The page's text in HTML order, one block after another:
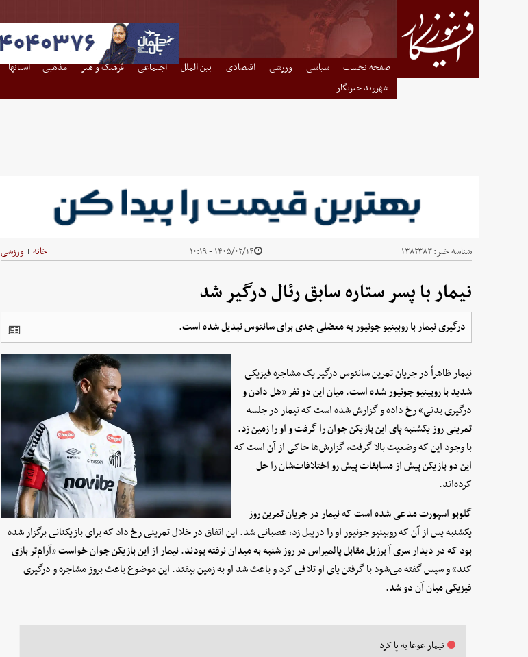
صفحه نخست سیاسی ورزشی اقتصادی بین الملل اجتماعی فرهنگ و هنر مذهبی استانها
شهروند خبرنگار
شناسه خبر:۱۳۸۲۳۸۳ ۱۴۰۵/۰۲/۱۴ - ۱۰:۱۹ خانه | ورزشی
نیمار با پسر ستاره سابق رئال درگیر شد
درگیری نیمار با روبینیو جونیور به معضلی جدی برای سانتوس تبدیل شده است.
نیمار ظاهراً در جریان تمرین سانتوس درگیر یک مشاجره فیزیکی
شدید با روبینیو جونیور شده است. میان این دو نفر «هل دادن و
درگیری بدنی» رخ داده و گزارش شده است که نیمار در جلسه
تمرینی روز یکشنبه پای این بازیکن جوان را گرفت و او را زمین زد.
با وجود این که وضعیت بالا گرفت، گزارش‌ها حاکی از آن است که
این دو بازیکن پیش از مسابقات پیش رو اختلافات‌شان را حل
کرده‌اند.
گلوبو اسپورت مدعی شده است که نیمار در جریان تمرین روز
یکشنبه پس از آن که روبینیو جونیور او را دریبل زد، عصبانی شد. این اتفاق در خلال تمرینی رخ داد که برای بازیکنانی برگزار شده
بود که در دیدار سری آ برزیل مقابل پالمیراس در روز شنبه به میدان نرفته بودند. نیمار از این بازیکن جوان خواست «آرام‌تر بازی
کند» و سپس گفته می‌شود با گرفتن پای او تلافی کرد و باعث شد او به زمین بیفتد. این موضوع باعث بروز مشاجره و درگیری
فیزیکی میان آن دو شد.
نیمار غوغا به پا کرد